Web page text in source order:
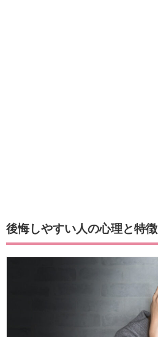
後悔しやすい人の心理と特徴